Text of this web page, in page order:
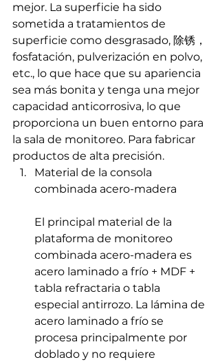
mejor. La superficie ha sido
sometida a tratamientos de
superficie como desgrasado, 除锈，
fosfatación, pulverización en polvo,
etc., lo que hace que su apariencia
sea más bonita y tenga una mejor
capacidad anticorrosiva, lo que
proporciona un buen entorno para
la sala de monitoreo. Para fabricar
productos de alta precisión.
Material de la consola
combinada acero-madera
El principal material de la
plataforma de monitoreo
combinada acero-madera es
acero laminado a frío + MDF +
tabla refractaria o tabla
especial antirrozo. La lámina de
acero laminado a frío se
procesa principalmente por
doblado y no requiere